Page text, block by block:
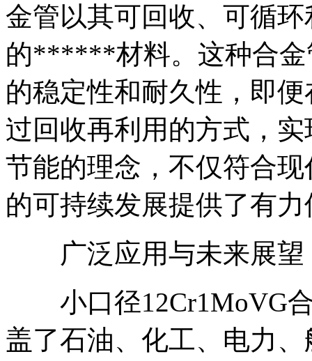
金管以其可回收、可循
的******材料。这种合金
的稳定性和耐久性，即
过回收再利用的方式，
节能的理念，不仅符合
的可持续发展提供了有力
广泛应用与未来展望
小口径12Cr1MoVG合
盖了石油、化工、电力